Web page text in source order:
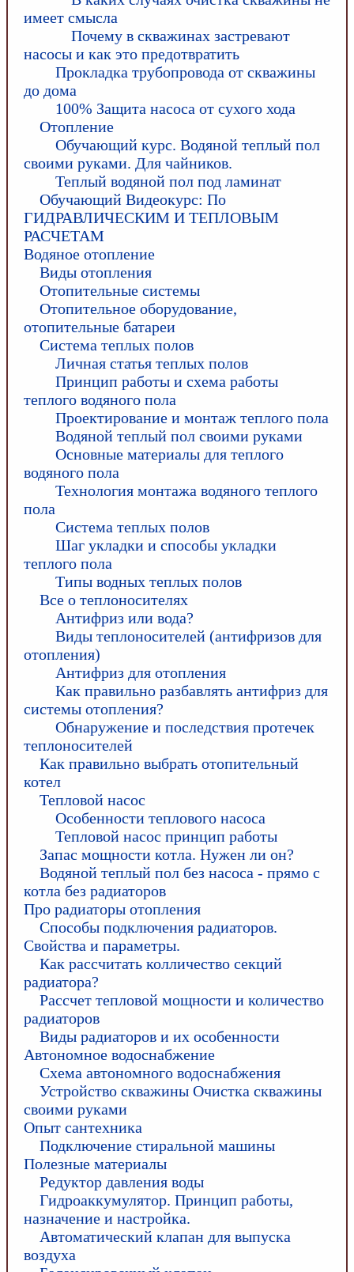
имеет смысла
Почему в скважинах застревают
насосы и как это предотвратить
Прокладка трубопровода от скважины
до дома
100% Защита насоса от сухого хода
Отопление
Обучающий курс. Водяной теплый пол
своими руками. Для чайников.
Теплый водяной пол под ламинат
Обучающий Видеокурс: По
ГИДРАВЛИЧЕСКИМ И ТЕПЛОВЫМ
РАСЧЕТАМ
Водяное отопление
Виды отопления
Отопительные системы
Отопительное оборудование,
отопительные батареи
Система теплых полов
Личная статья теплых полов
Принцип работы и схема работы
теплого водяного пола
Проектирование и монтаж теплого пола
Водяной теплый пол своими руками
Основные материалы для теплого
водяного пола
Технология монтажа водяного теплого
пола
Система теплых полов
Шаг укладки и способы укладки
теплого пола
Типы водных теплых полов
Все о теплоносителях
Антифриз или вода?
Виды теплоносителей (антифризов для
отопления)
Антифриз для отопления
Как правильно разбавлять антифриз для
системы отопления?
Обнаружение и последствия протечек
теплоносителей
Как правильно выбрать отопительный
котел
Тепловой насос
Особенности теплового насоса
Тепловой насос принцип работы
Запас мощности котла. Нужен ли он?
Водяной теплый пол без насоса - прямо с
котла без радиаторов
Про радиаторы отопления
Способы подключения радиаторов.
Свойства и параметры.
Как рассчитать колличество секций
радиатора?
Рассчет тепловой мощности и количество
радиаторов
Виды радиаторов и их особенности
Автономное водоснабжение
Схема автономного водоснабжения
Устройство скважины Очистка скважины
своими руками
Опыт сантехника
Подключение стиральной машины
Полезные материалы
Редуктор давления воды
Гидроаккумулятор. Принцип работы,
назначение и настройка.
Автоматический клапан для выпуска
воздуха